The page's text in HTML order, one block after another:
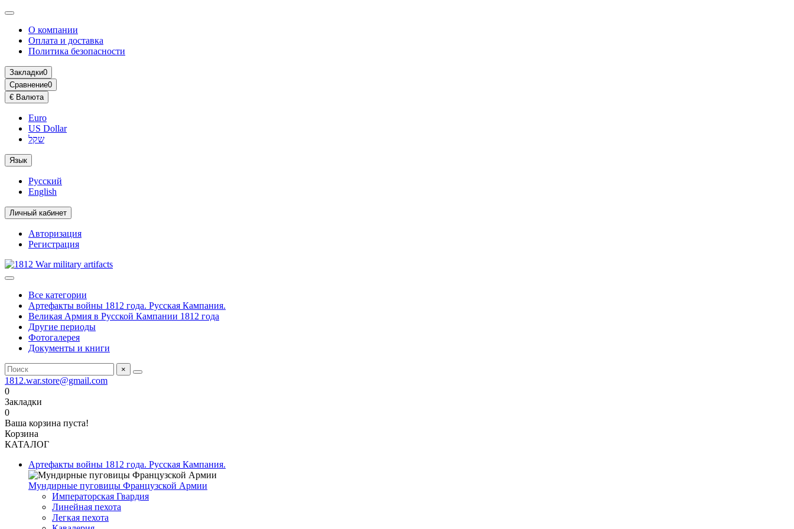
О компании
Оплата и доставка
Политика безопасности
Закладки0
Сравнение0
€ Валюта
Euro
US Dollar
שקל
Язык
Русский
English
Личный кабинет
Авторизация
Регистрация
Все категории
Артефакты войны 1812 года. Русская Кампания.
Великая Армия в Русской Кампании 1812 года
Другие периоды
Фотогалерея
Документы и книги
×
1812.war.store@gmail.com
0
Закладки
0
Ваша корзина пуста!
Корзина
КАТАЛОГ
Артефакты войны 1812 года. Русская Кампания.
Мундирные пуговицы Французской Армии
Императорская Гвардия
Линейная пехота
Легкая пехота